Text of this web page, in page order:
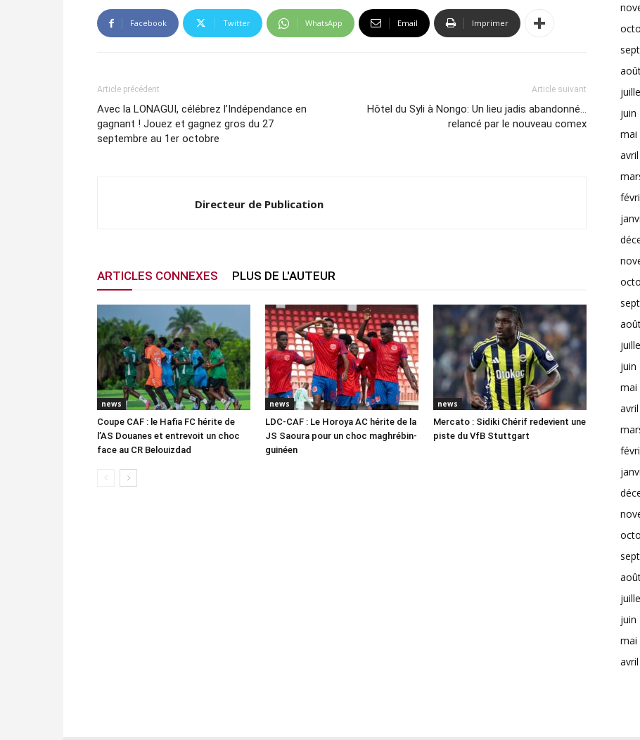
Facebook Twitter WhatsApp Email Imprimer
Article précédent
Avec la LONAGUI, célébrez l’Indépendance en
gagnant ! Jouez et gagnez gros du 27
septembre au 1er octobre
Article suivant
Hôtel du Syli à Nongo: Un lieu jadis abandonné…
relancé par le nouveau comex
Directeur de Publication
ARTICLES CONNEXES PLUS DE L'AUTEUR
news
Coupe CAF : le Hafia FC hérite de
l’AS Douanes et entrevoit un choc
face au CR Belouizdad
news
LDC-CAF : Le Horoya AC hérite de la
JS Saoura pour un choc maghrébin-
guinéen
news
Mercato : Sidiki Chérif redevient une
piste du VfB Stuttgart
juin
mai
juin
mai
juin
mai